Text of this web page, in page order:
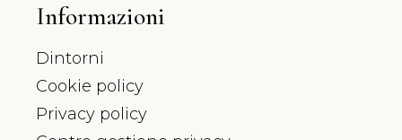
Informazioni
Dintorni
Cookie policy
Privacy policy